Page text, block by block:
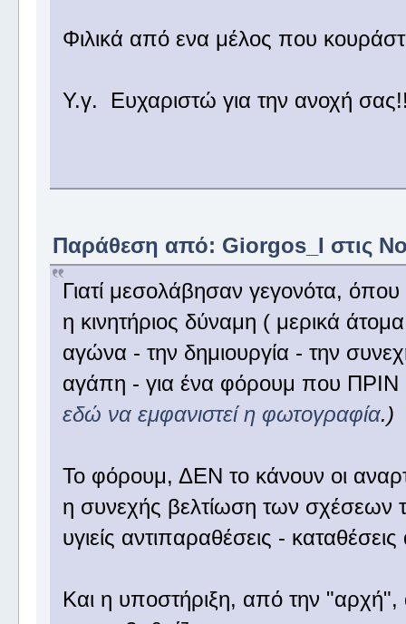
Φιλικά από ενα μέλος που
Υ.γ. Ευχαριστώ για την ανοχή
Παράθεση από: Giorgos_I στις
Γιατί μεσολάβησαν γεγονότα,
η κινητήριος δύναμη ( μερικά
αγώνα - την δημιουργία - την
αγάπη - για ένα φόρουμ που
εδώ να εμφανιστεί η φωτογραφία.)
Το φόρουμ, ΔΕΝ το κάνουν οι
η συνεχής βελτίωση των σχέσεων
υγιείς αντιπαραθέσεις -
Και η υποστήριξη, από την